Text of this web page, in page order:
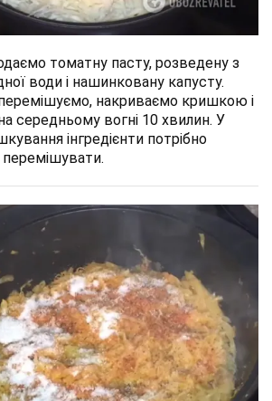
томатну пасту, розведену з
води і нашинковану капусту.
накриваємо кришкою і
середньому вогні 10 хвилин. У
інгредієнти потрібно
перемішувати.